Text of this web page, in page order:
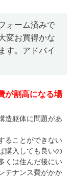
ォーム済みで
変お買得かな
す。アドバイ
が割高になる場
造躯体に問題があ
ることができない
購入しても良いの
くは住んだ後にい
テナンス費がかか